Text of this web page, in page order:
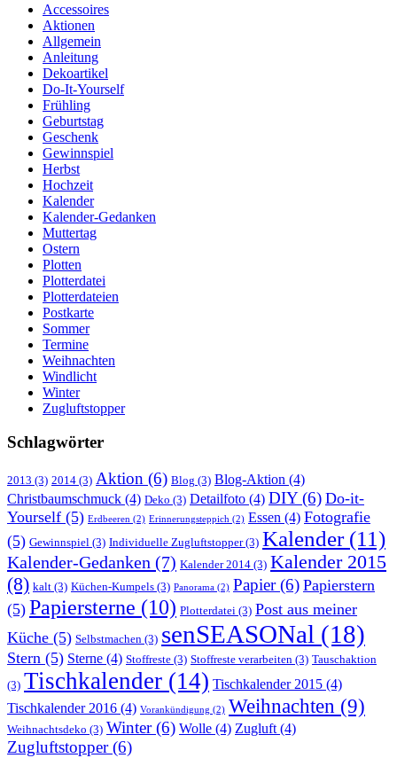
Accessoires
Aktionen
Allgemein
Anleitung
Dekoartikel
Do-It-Yourself
Frühling
Geburtstag
Geschenk
Gewinnspiel
Herbst
Hochzeit
Kalender
Kalender-Gedanken
Muttertag
Ostern
Plotten
Plotterdatei
Plotterdateien
Postkarte
Sommer
Termine
Weihnachten
Windlicht
Winter
Zugluftstopper
Schlagwörter
2013 (3) 2014 (3) Aktion (6) Blog (3) Blog-Aktion (4)
Christbaumschmuck (4) Deko (3) Detailfoto (4) DIY(6) Do-it-
Yourself (5) Erdbeeren (2) Erinnerungsteppich (2) Essen (4) Fotografie
(5) Gewinnspiel (3) Individuelle Zugluftstopper(3) Kalender(11)
Kalender-Gedanken (7) Kalender 2014 (3) Kalender 2015
(8) kalt (3) Küchen-Kumpels (3) Panorama (2) Papier(6) Papierstern
(5) Papiersterne (10) Plotterdatei (3) Post aus meiner
Küche (5) Selbstmachen (3) senSEASONal (18)
Stern (5) Sterne (4) Stoffreste (3) Stoffreste verarbeiten (3) Tauschaktion
(3) Tischkalender (14) Tischkalender 2015 (4)
Tischkalender 2016 (4) Vorankündigung (2) Weihnachten (9)
Weihnachtsdeko (3) Winter(6) Wolle (4) Zugluft (4)
Zugluftstopper(6)